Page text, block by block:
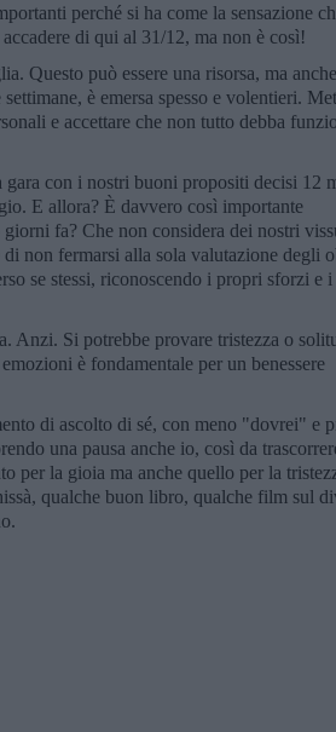
perché si ha come la sensazione
di qui al 31/12, ma non è così!
Questo può essere una risorsa, ma
è emersa spesso e volentieri.
e accettare che non tutto debba
con i nostri buoni propositi decisi 12
E allora? È davvero così importante
fa? Che non considera dei nostri
non fermarsi alla sola valutazione degli
se stessi, riconoscendo i propri sforzi e
Anzi. Si potrebbe provare tristezza o
è fondamentale per un benessere
di ascolto di sé, con meno "dovrei" e
una pausa anche io, così da
per la gioia ma anche quello per la
qualche buon libro, qualche film sul